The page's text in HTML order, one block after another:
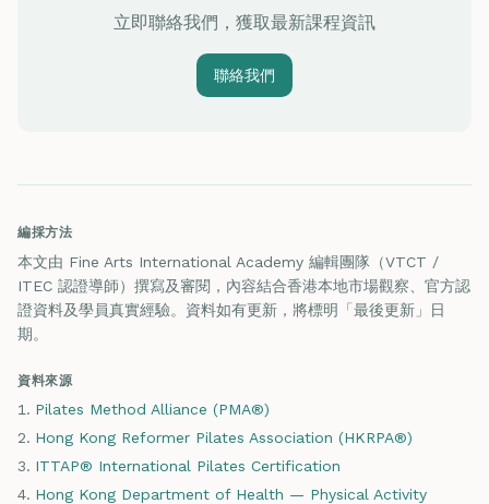
立即聯絡我們，獲取最新課程資訊
聯絡我們
編採方法
本文由 Fine Arts International Academy 編輯團隊（VTCT /
ITEC 認證導師）撰寫及審閱，內容結合香港本地市場觀察、官方認
證資料及學員真實經驗。資料如有更新，將標明「最後更新」日
期。
資料來源
Pilates Method Alliance (PMA®)
Hong Kong Reformer Pilates Association (HKRPA®)
ITTAP® International Pilates Certification
Hong Kong Department of Health — Physical Activity